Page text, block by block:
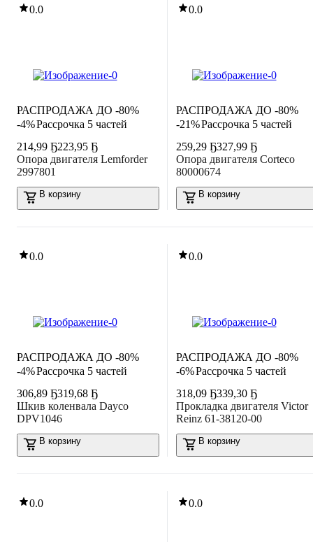
0.0
-4%Рассрочка 5 частей
РАСПРОДАЖА ДО -80%
214,99 Ҕ223,95 Ҕ
Опора двигателя Lemforder
2997801
В корзину
0.0
-21%Рассрочка 5 частей
РАСПРОДАЖА ДО -80%
259,29 Ҕ327,99 Ҕ
Опора двигателя Corteco
80000674
В корзину
0.0
-4%Рассрочка 5 частей
РАСПРОДАЖА ДО -80%
306,89 Ҕ319,68 Ҕ
Шкив коленвала Dayco
DPV1046
В корзину
0.0
-6%Рассрочка 5 частей
РАСПРОДАЖА ДО -80%
318,09 Ҕ339,30 Ҕ
Прокладка двигателя Victor
Reinz 61-38120-00
В корзину
0.0 0.0